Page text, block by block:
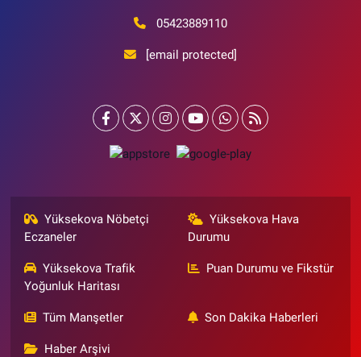
05423889110
[email protected]
Yüksekova Nöbetçi
Eczaneler
Yüksekova Hava
Durumu
Yüksekova Trafik
Yoğunluk Haritası
Puan Durumu ve Fikstür
Tüm Manşetler Son Dakika Haberleri
Haber Arşivi